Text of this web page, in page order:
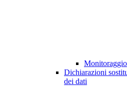
Dichiarazioni
dei dati